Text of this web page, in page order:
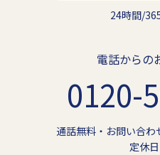
24時間/
電話からの
0120-
通話無料・お問い合
定休